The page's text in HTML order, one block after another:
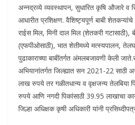
अन्नद्रव्ये व्यवस्थापन, सुधारित कृषि औजारे व
आधारीत प्रशिक्षण. वैशिष्ट्यपूर्ण बाबी शेतकऱ्यांचे
राईस मिल, मिनी दाल मिल (शेतकरी गटासाठी),
(एफपीओसाठी), भात शेतीमध्ये मत्स्यपालन,
पुढाकाराच्या बाबींतर्गत अंमलबजावणी केली
अभियानांतर्गत जिल्ह्यात सन 2021-22 साठी
लाख रुपये तर गळीतधान्य व वृक्षजन्य तेलबिया
रुपये आणि नगदी पिकांसाठी 39.95 लाखाचा
जिल्हा अधिक्षक कृषी अधिकारी यांनी